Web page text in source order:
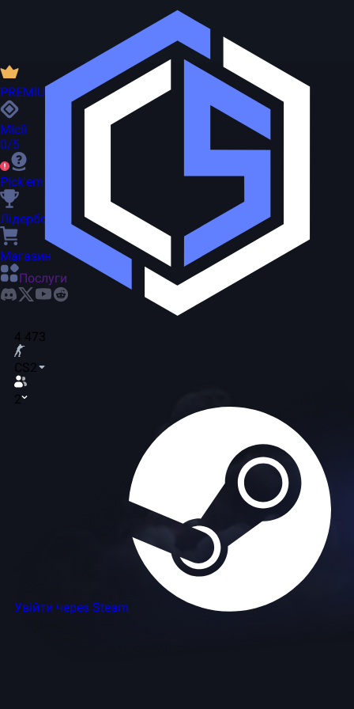
4 473
CS2
2
Увійти через Steam
PREMIUM
Місії
0/5
Pick'em
Лідерборд
Магазин
Послуги